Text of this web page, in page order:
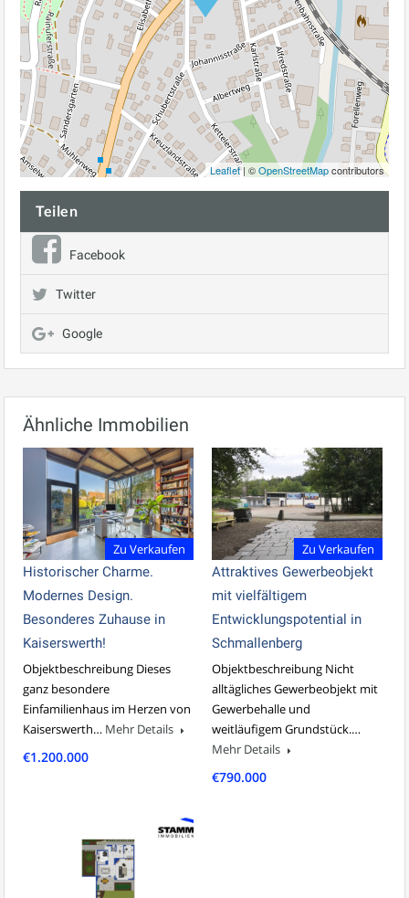
Leaflet| ©OpenStreetMapcontributors
Teilen
Facebook
Twitter
Google
Ähnliche Immobilien
Zu Verkaufen
Historischer Charme.
Modernes Design.
Besonderes Zuhause in
Kaiserswerth!
Objektbeschreibung Dieses
ganz besondere
Einfamilienhaus im Herzen von
Kaiserswerth… Mehr Details
€1.200.000
Zu Verkaufen
Attraktives Gewerbeobjekt
mit vielfältigem
Entwicklungspotential in
Schmallenberg
Objektbeschreibung Nicht
alltägliches Gewerbeobjekt mit
Gewerbehalle und
weitläufigem Grundstück.…
Mehr Details
€790.000